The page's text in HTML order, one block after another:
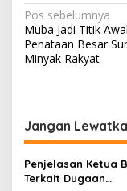
N
a
v
a
s
i
Pos sebelumnya
Muba Jadi Titik Awal
Penataan Besar
Minyak Rakyat
Jangan
Penjelasan Ketua
Terkait Dugaan